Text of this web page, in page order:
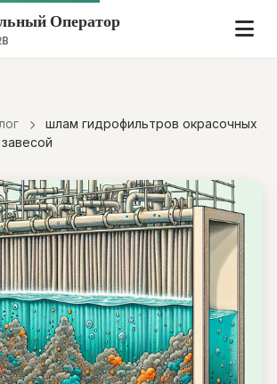
Оператор
шлам гидрофильтров окрасочных